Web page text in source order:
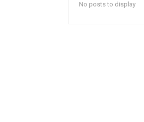
No posts to display